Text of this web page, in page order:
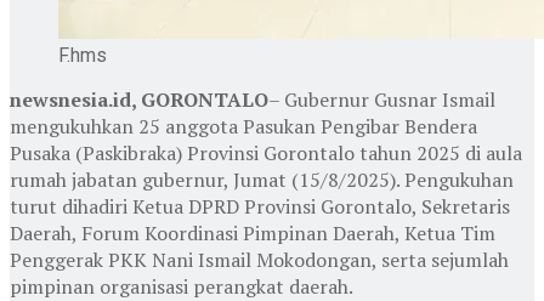
F.hms
newsnesia.id, GORONTALO– Gubernur Gusnar Ismail
mengukuhkan 25 anggota Pasukan Pengibar Bendera
Pusaka (Paskibraka) Provinsi Gorontalo tahun 2025 di aula
rumah jabatan gubernur, Jumat (15/8/2025). Pengukuhan
turut dihadiri Ketua DPRD Provinsi Gorontalo, Sekretaris
Daerah, Forum Koordinasi Pimpinan Daerah, Ketua Tim
Penggerak PKK Nani Ismail Mokodongan, serta sejumlah
pimpinan organisasi perangkat daerah.